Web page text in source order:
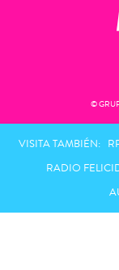
©
VISITA TAMBIÉN:
RADIO